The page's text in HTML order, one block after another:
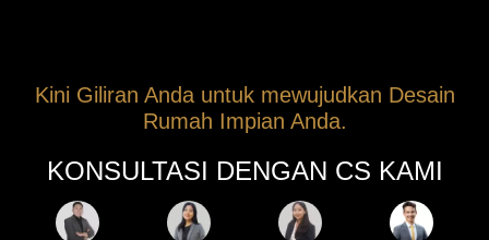
Kini Giliran Anda untuk mewujudkan Desain
Rumah Impian Anda.
KONSULTASI DENGAN CS KAMI